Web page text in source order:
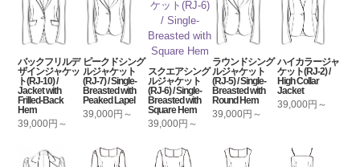
バックフリルデ
ザインジャケッ
ト(RJ-10) /
Jacket with
Frilled-Back
Hem
39,000円～
ピークドシング
ルジャケット
(RJ-7) / Single-
Breasted with
Peaked Lapel
39,000円～
スクエアシング
ルジャケット
(RJ-6) / Single-
Breasted with
Square Hem
39,000円～
ラウンドシング
ルジャケット
(RJ-5) / Single-
Breasted with
Round Hem
39,000円～
ハイカラージャ
ケット(RJ-2) /
High Collar
Jacket
39,000円～